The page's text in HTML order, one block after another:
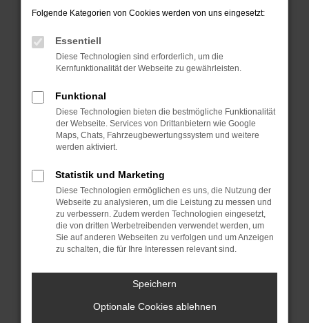
Überprüfe deine Firewall und deine
Laden andere Webseiten, zum Beispiel deine
Suchmaschine?
Prüfe deine Browsererweiterungen.
Manche Erweiterungen, wie Werbeblocker,
können das Laden bestimmter Seiten
verhindern. Funktioniert die Seite in einem
anderen Browser oder in einem privaten
Fenster?
Starte dein Gerät neu.
Das kann manchmal helfen, vorübergehende
Probleme zu beheben.
Stelle sicher, dass dein Browser und dein
Betriebssystem auf dem neuesten Stand
sind.
Sicherheitsrisiko, sondern kann auch dazu
unterstützt werden.
Folgende Kategorien von Cookies werden von uns eingesetzt:
Essentiell
Diese Technologien sind erforderlich, um die
Kernfunktionalität der Webseite zu gewährleisten.
Funktional
Diese Technologien bieten die bestmögliche Funktionalität
der Webseite. Services von Drittanbietern wie Google
Maps, Chats, Fahrzeugbewertungssystem und weitere
werden aktiviert.
Statistik und Marketing
Diese Technologien ermöglichen es uns, die Nutzung der
Webseite zu analysieren, um die Leistung zu messen und
zu verbessern. Zudem werden Technologien eingesetzt,
die von dritten Werbetreibenden verwendet werden, um
Sie auf anderen Webseiten zu verfolgen und um Anzeigen
zu schalten, die für Ihre Interessen relevant sind.
Speichern
Optionale Cookies ablehnen